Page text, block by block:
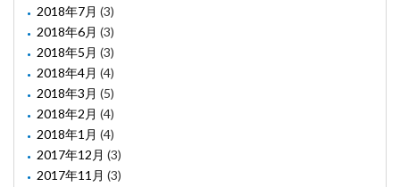
2018年7月 (3)
2018年6月 (3)
2018年5月 (3)
2018年4月 (4)
2018年3月 (5)
2018年2月 (4)
2018年1月 (4)
2017年12月 (3)
2017年11月 (3)